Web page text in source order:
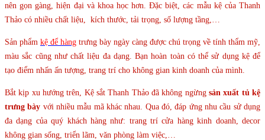
nên gọn gàng, hiện đại và khoa học hơn. Đặc biệt, các mẫu kệ của Thanh
Thảo có nhiều chất liệu, kích thước, tải trọng, số lượng tầng,…
Sản phẩm kệ để hàng trưng bày ngày càng được chú trọng về tính thẩm mỹ,
màu sắc cũng như chất liệu đa dạng. Bạn hoàn toàn có thể sử dụng kệ để
tạo điểm nhấn ấn tượng, trang trí cho không gian kinh doanh của mình.
Bắt kịp xu hướng trên, Kệ sắt Thanh Thảo đã không ngừng sản xuất tủ kệ
trưng bày với nhiều mẫu mã khác nhau. Qua đó, đáp ứng nhu cầu sử dụng
đa dạng của quý khách hàng như: trang trí cửa hàng kinh doanh, decor
không gian sống, triển lãm, văn phòng làm việc,…